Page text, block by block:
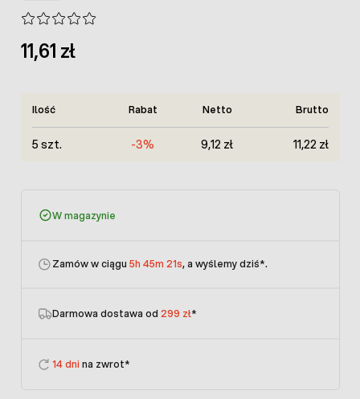
11,61 zł
Ilość Rabat Netto Brutto
5 szt. -3% 9,12 zł 11,22 zł
W magazynie
Zamów w ciągu 5h 45m 21s, a wyślemy dziś*.
Darmowa dostawa od 299 zł*
14 dni na zwrot*